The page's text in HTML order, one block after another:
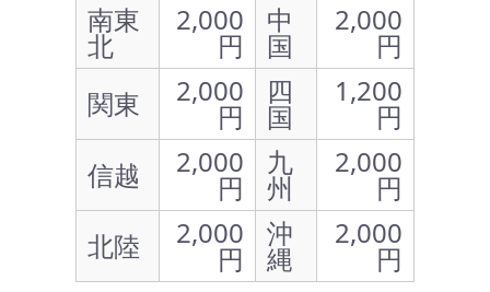
南東
北
2,000
円
中
国
2,000
円
関東
2,000
円
四
国
1,200
円
信越
2,000
円
九
州
2,000
円
北陸
2,000
円
沖
縄
2,000
円